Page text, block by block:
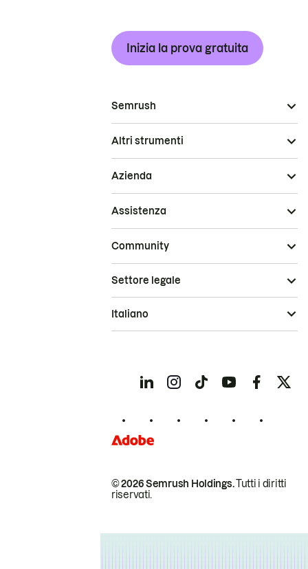
Inizia la prova gratuita
Semrush
Altri strumenti
Azienda
Assistenza
Community
© 2026 Semrush Holdings.Tutti i diritti
riservati.
Settore legale
Italiano